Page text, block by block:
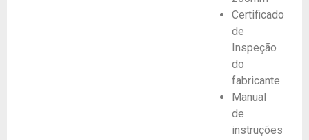
Certificado
de
Inspeção
do
fabricante
Manual
de
instruções